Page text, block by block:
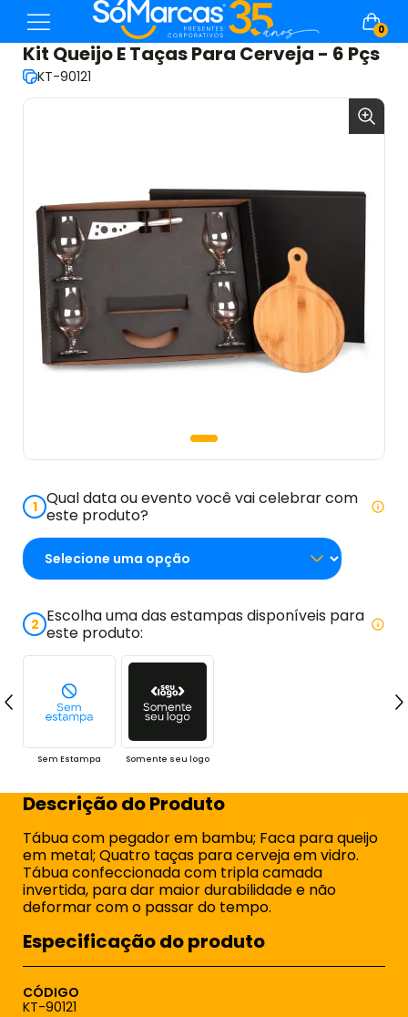
0
Kit Queijo E Taças Para Cerveja - 6 Pçs
KT-90121
1 Qual data ou evento você vai celebrar com
este produto?
2 Escolha uma das estampas disponíveis para
este produto:
Sem Estampa Somente seu logo
Descrição do Produto
Tábua com pegador em bambu; Faca para queijo
em metal; Quatro taças para cerveja em vidro.
Tábua confeccionada com tripla camada
invertida, para dar maior durabilidade e não
deformar com o passar do tempo.
Especificação do produto
CÓDIGO
KT-90121